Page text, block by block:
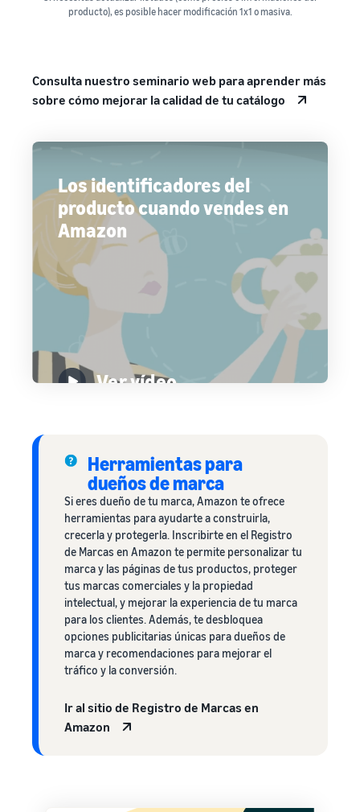
producto), es posible hacer modificación 1x1 o masiva.
Consulta nuestro seminario web para aprender más
sobre cómo mejorar la calidad de tu catálogo
Los identificadores del
producto cuando vendes en
Amazon
Ver vídeo
Herramientas para
dueños de marca
Si eres dueño de tu marca, Amazon te ofrece
herramientas para ayudarte a construirla,
crecerla y protegerla. Inscribirte en el Registro
de Marcas en Amazon te permite personalizar tu
marca y las páginas de tus productos, proteger
tus marcas comerciales y la propiedad
intelectual, y mejorar la experiencia de tu marca
para los clientes. Además, te desbloquea
opciones publicitarias únicas para dueños de
marca y recomendaciones para mejorar el
tráfico y la conversión.
Ir al sitio de Registro de Marcas en
Amazon